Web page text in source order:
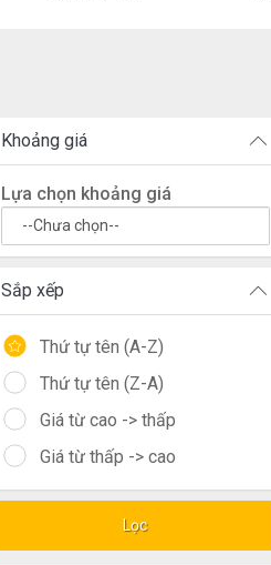
Khoảng giá
Lựa chọn khoảng giá
Sắp xếp
Thứ tự tên (A-Z)
Thứ tự tên (Z-A)
Giá từ cao -> thấp
Giá từ thấp -> cao
Lọc